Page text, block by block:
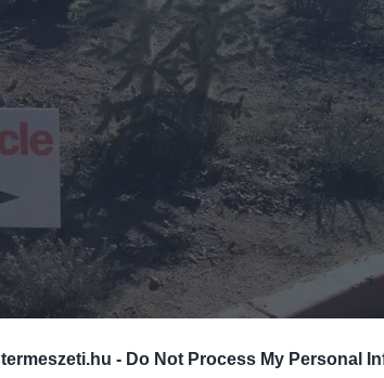
termeszeti.hu - Do Not Process My Personal